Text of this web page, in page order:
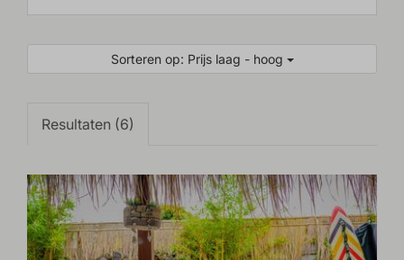
Sorteren op: Prijs laag - hoog
Resultaten (6)